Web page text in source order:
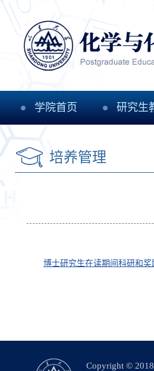
学院首页 研究生
培养管理
博士研究生在读期间科研和奖
Copyright ©